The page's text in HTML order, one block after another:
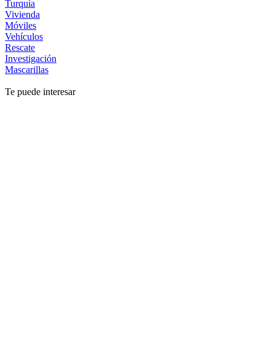
Turquía
Vivienda
Móviles
Vehículos
Rescate
Investigación
Mascarillas
Te puede interesar